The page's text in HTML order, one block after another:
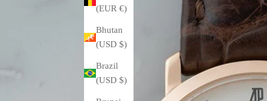
(EUR €)
Bhutan
(USD $)
Brazil
(USD $)